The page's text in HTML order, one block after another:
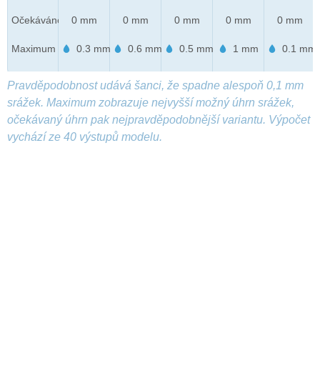
Očekáváno
Maximum
0 mm
0.3 mm
0 mm
0.6 mm
0 mm
0.5 mm
0 mm
1 mm
0 mm
0.1 mm
Pravděpodobnost udává šanci, že spadne alespoň 0,1 mm
srážek. Maximum zobrazuje nejvyšší možný úhrn srážek,
očekávaný úhrn pak nejpravděpodobnější variantu. Výpočet
vychází ze 40 výstupů modelu.